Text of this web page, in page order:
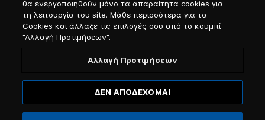
© 2026, Blue Star Ferries / Αριθμός Γ.Ε.ΜΗ. 121913501000
θα ενεργοποιηθούν μόνο τα απαραίτητα cookies για
τη λειτουργία του site. Μάθε περισσότερα για τα
Cookies και άλλαξε τις επιλογές σου από το κουμπί
"Αλλαγή Προτιμήσεων".
Αλλαγή Προτιμήσεων
ΔΕΝ ΑΠΟΔΕΧΟΜΑΙ